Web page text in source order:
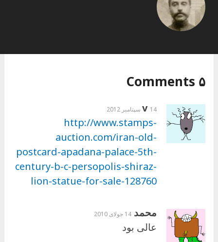
۵ Comments
v 14 سپتامبر 2012
http://www.stamps-
auction.com/iran-old-
postcard-apadana-palace-5th-
century-b-c-persopolis-shiraz-
lion-statue-for-sale-128760
محمد 14 جولای 2010
عالی بود